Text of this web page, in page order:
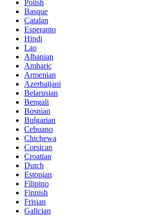
Polish
Basque
Catalan
Esperanto
Hindi
Lao
Albanian
Amharic
Armenian
Azerbaijani
Belarusian
Bengali
Bosnian
Bulgarian
Cebuano
Chichewa
Corsican
Croatian
Dutch
Estonian
Filipino
Finnish
Frisian
Galician